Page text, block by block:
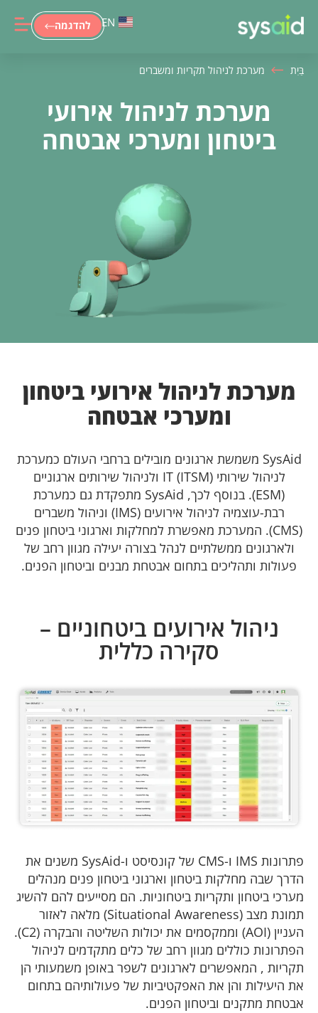
להדגמה EN
בַּיִת מערכת לניהול תקריות ומשברים
מערכת לניהול אירועי
ביטחון ומערכי אבטחה
מערכת לניהול אירועי ביטחון
ומערכי אבטחה
SysAid משמשת ארגונים מובילים ברחבי העולם כמערכת
לניהול שירותי IT (ITSM) ולניהול שירותים ארגוניים
(ESM). בנוסף לכך, SysAid מתפקדת גם כמערכת
רבת-עוצמיה לניהול אירועים (IMS) וניהול משברים
(CMS). המערכת מאפשרת למחלקות וארגוני ביטחון פנים
ולארגונים ממשלתיים לנהל בצורה יעילה מגוון רחב של
פעולות ותהליכים בתחום אבטחת מבנים וביטחון הפנים.
ניהול אירועים ביטחוניים –
סקירה כללית
פתרונות IMS ו-CMS של קונסיסט ו-SysAid משנים את
הדרך שבה מחלקות ביטחון וארגוני ביטחון פנים מנהלים
מערכי ביטחון ותקריות ביטחוניות. הם מסייעים להם להשיג
תמונת מצב (Situational Awareness) מלאה לאזור
העניין (AOI) וממקסמים את יכולות השליטה והבקרה (C2).
הפתרונות כוללים מגוון רחב של כלים מתקדמים לניהול
תקריות , המאפשרים לארגונים לשפר באופן משמעותי הן
את היעילות והן את האפקטיביות של פעולותיהם בתחום
אבטחת מתקנים וביטחון הפנים.